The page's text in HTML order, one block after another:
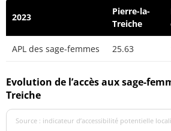
2023
Pierre-la-
Treiche
APL des sage-femmes 25.63
Evolution de l’accès aux sage-
Treiche
Source : indicateur d’accessibilité potentielle